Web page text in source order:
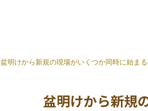
盆明けから新規の現場がいくつか同時に始ま
盆明けから新規